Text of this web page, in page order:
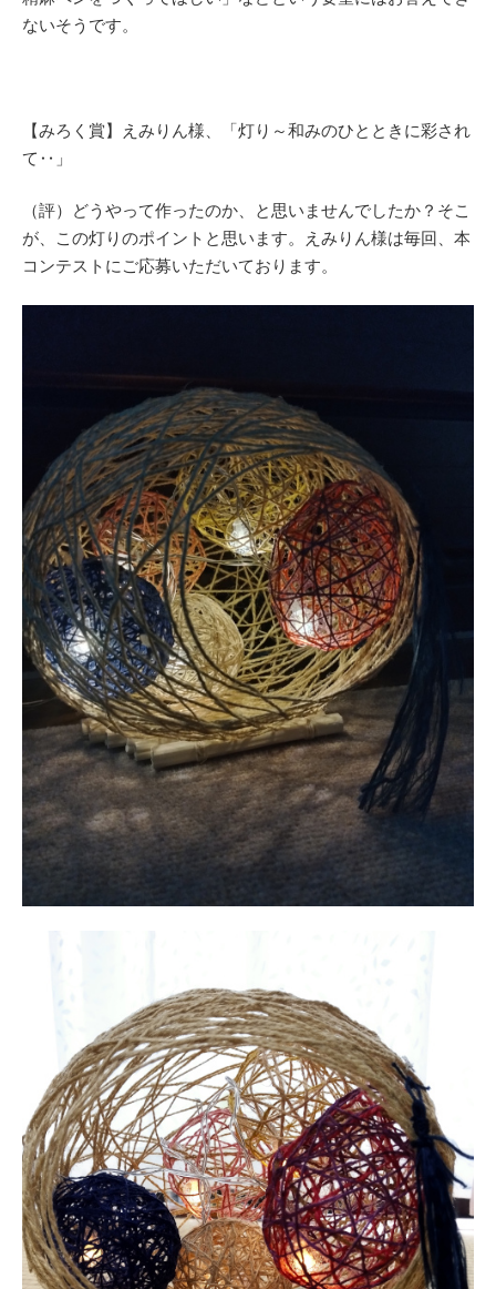
ないそうです。
【みろく賞】えみりん様、「灯り～和みのひとときに彩され
て‥」
（評）どうやって作ったのか、と思いませんでしたか？そこ
が、この灯りのポイントと思います。えみりん様は毎回、本
コンテストにご応募いただいております。